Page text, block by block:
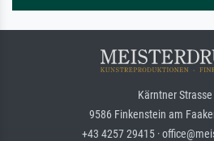
Kärntner
9586 Finkenstein am
+43 4257 29415 ·